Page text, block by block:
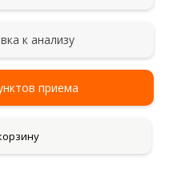
к анализу
приема